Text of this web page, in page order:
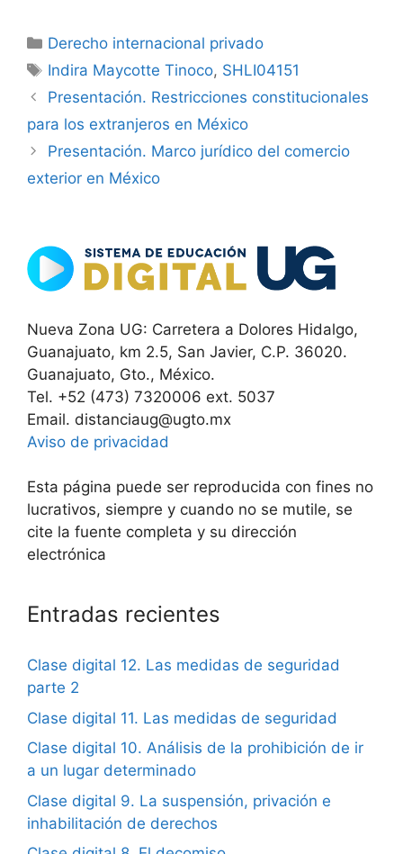
Categorías
Derecho internacional privado
Etiquetas
Indira Maycotte Tinoco, SHLI04151
Presentación. Restricciones constitucionales
para los extranjeros en México
Presentación. Marco jurídico del comercio
exterior en México
Nueva Zona UG: Carretera a Dolores Hidalgo,
Guanajuato, km 2.5, San Javier, C.P. 36020.
Guanajuato, Gto., México.
Tel. +52 (473) 7320006 ext. 5037
Email. distanciaug@ugto.mx
Aviso de privacidad
Esta página puede ser reproducida con fines no
lucrativos, siempre y cuando no se mutile, se
cite la fuente completa y su dirección
electrónica
Entradas recientes
Clase digital 12. Las medidas de seguridad
parte 2
Clase digital 11. Las medidas de seguridad
Clase digital 10. Análisis de la prohibición de ir
a un lugar determinado
Clase digital 9. La suspensión, privación e
inhabilitación de derechos